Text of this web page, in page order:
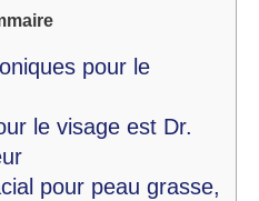
pour le
le visage est Dr.
pour peau grasse,